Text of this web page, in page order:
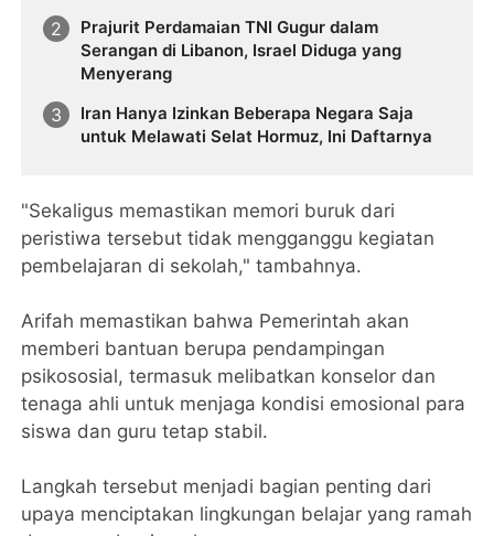
Prajurit Perdamaian TNI Gugur dalam
Serangan di Libanon, Israel Diduga yang
Menyerang
Iran Hanya Izinkan Beberapa Negara Saja
untuk Melawati Selat Hormuz, Ini Daftarnya
"Sekaligus memastikan memori buruk dari
peristiwa tersebut tidak mengganggu kegiatan
pembelajaran di sekolah," tambahnya.
Arifah memastikan bahwa Pemerintah akan
memberi bantuan berupa pendampingan
psikososial, termasuk melibatkan konselor dan
tenaga ahli untuk menjaga kondisi emosional para
siswa dan guru tetap stabil.
Langkah tersebut menjadi bagian penting dari
upaya menciptakan lingkungan belajar yang ramah